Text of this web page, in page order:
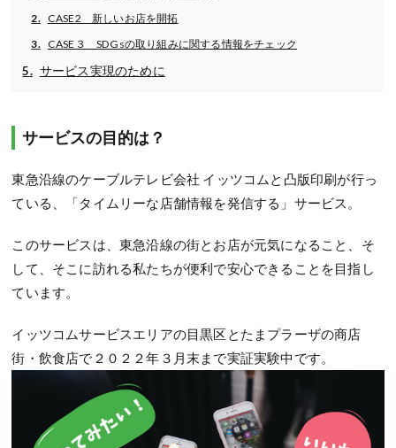
CASE2 新しいお店を開拓
CASE３ SDGsの取り組みに関する情報をチェック
サービス実現のために
サービスの目的は？
東急沿線のケーブルテレビ会社 イッツコムと凸版印刷が行っ
ている、「タイムリーな店舗情報を発信する」サービス。
このサービスは、東急沿線の街とお店が元気になること、そ
して、そこに訪れる私たちが便利で安心できることを目指し
ています。
イッツコムサービスエリアの目黒区とたまプラーザの商店
街・飲食店で２０２２年３月末まで実証実験中です。